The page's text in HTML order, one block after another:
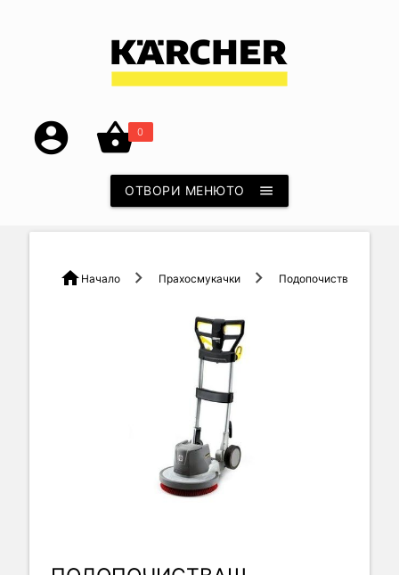
account_circle shopping_basket0
ОТВОРИ МЕНЮТО menu
home Начало Прахосмукачки Подопочистващ